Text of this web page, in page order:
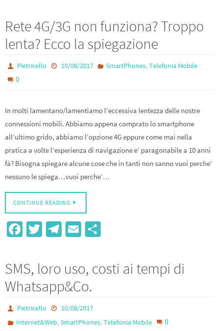
o
o
k
tt
er
gr
a
m
ar
e
Rete 4G/3G non funziona? Troppo
lenta? Ecco la spiegazione
Pietricello 10/08/2017 SmartPhones, Telefonia Mobile
0
In molti lamentano/lamentiamo l’eccessiva lentezza delle nostre
connessioni mobili. Abbiamo appena comprato lo smartphone
all’ultimo grido, abbiamo l’opzione 4G eppure come mai nella
pratica a volte l’esperienza di navigazione e’ paragonabile a 10 anni
fà? Bisogna spiegare alcune cose che in tanti non sanno vuoi perche’
nessuno le spiega…vuoi perche’…
CONTINUE READING
Fa
b
o
o
k
T
er
Te
a
m
E
ar
e
SMS, loro uso, costi ai tempi di
Whatsapp&Co.
Pietricello
10/08/2017
Internet&Web,SmartPhones,Telefonia Mobile 0